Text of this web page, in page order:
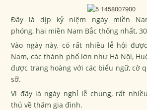
Đây là dịp kỷ niệm ngày miền
phóng, hai miền Nam Bắc thống nhất,
Vào ngày này, có rất nhiều lễ hội
Nam, các thành phố lớn như Hà Nội,
được trang hoàng với các biểu ngữ, cờ
sỡ.
Vì đây là ngày nghỉ lễ chung, rất
thủ về thăm gia đình.